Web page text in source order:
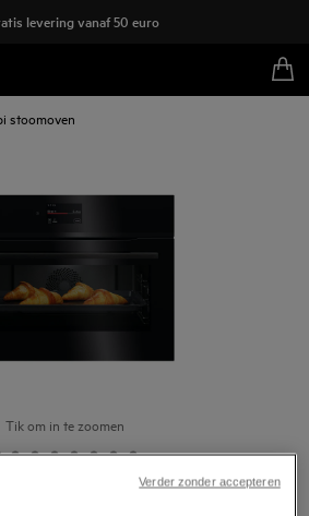
levering vanaf 50 euro
stoomoven
Tik om in te zoomen
Verder zonder accepteren